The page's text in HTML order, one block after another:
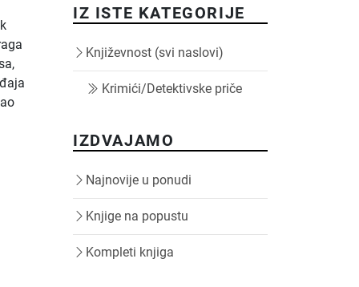
IZ ISTE KATEGORIJE
Književnost (svi naslovi)
Krimići/Detektivske priče
IZDVAJAMO
Najnovije u ponudi
Knjige na popustu
Kompleti knjiga